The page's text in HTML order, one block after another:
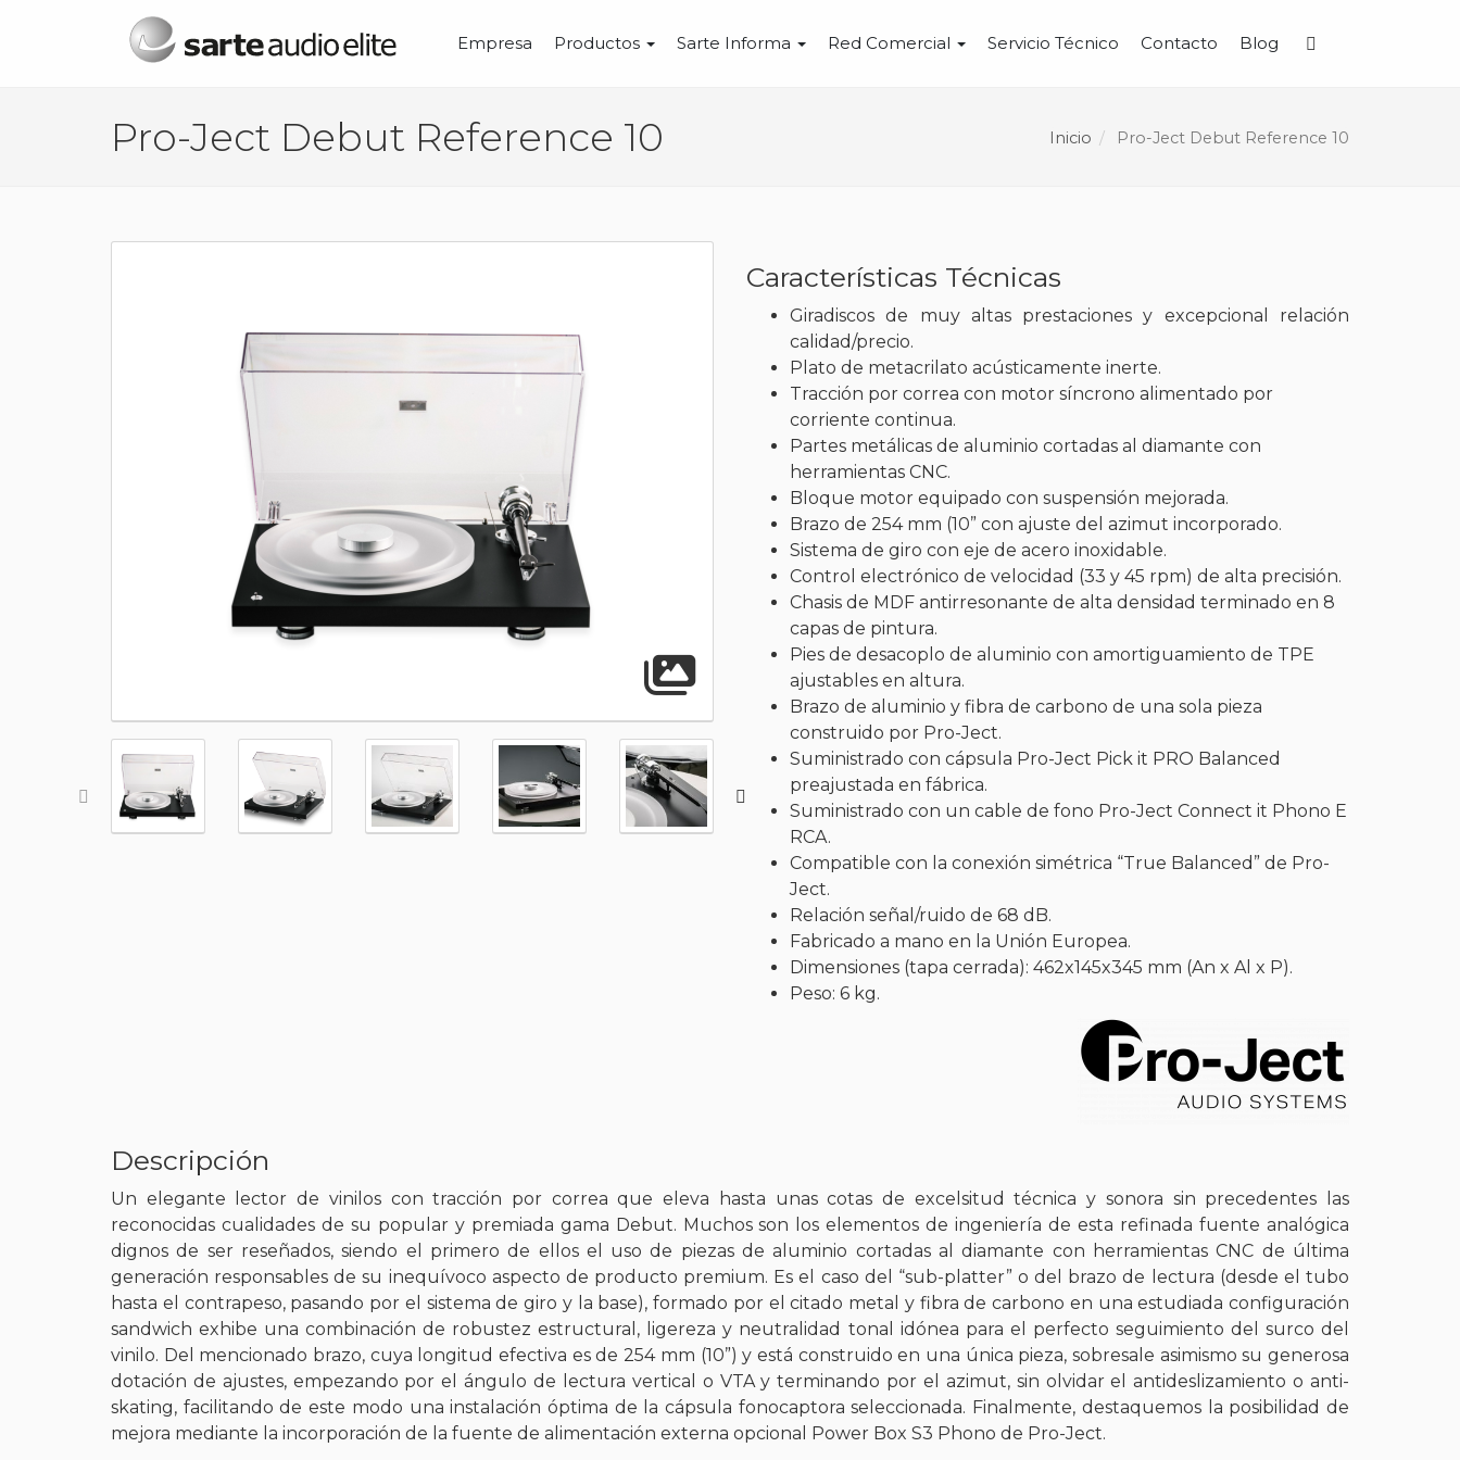
Menú principal
Empresa Productos Sarte Informa Red Comercial Servicio Técnico Contacto Blog
Pro-Ject Debut Reference 10 Inicio Pro-Ject Debut Reference 10
Abrir galería
Características Técnicas
Giradiscos de muy altas prestaciones y excepcional relación
calidad/precio.
Plato de metacrilato acústicamente inerte.
Tracción por correa con motor síncrono alimentado por
corriente continua.
Partes metálicas de aluminio cortadas al diamante con
herramientas CNC.
Bloque motor equipado con suspensión mejorada.
Brazo de 254 mm (10” con ajuste del azimut incorporado.
Sistema de giro con eje de acero inoxidable.
Control electrónico de velocidad (33 y 45 rpm) de alta precisión.
Chasis de MDF antirresonante de alta densidad terminado en 8
capas de pintura.
Pies de desacoplo de aluminio con amortiguamiento de TPE
ajustables en altura.
Brazo de aluminio y fibra de carbono de una sola pieza
construido por Pro-Ject.
Suministrado con cápsula Pro-Ject Pick it PRO Balanced
preajustada en fábrica.
Suministrado con un cable de fono Pro-Ject Connect it Phono E
RCA.
Compatible con la conexión simétrica “True Balanced” de Pro-
Ject.
Relación señal/ruido de 68 dB.
Fabricado a mano en la Unión Europea.
Dimensiones (tapa cerrada): 462x145x345 mm (An x Al x P).
Peso: 6 kg.
Descripción
Un elegante lector de vinilos con tracción por correa que eleva hasta unas cotas de excelsitud técnica y sonora sin precedentes las
reconocidas cualidades de su popular y premiada gama Debut. Muchos son los elementos de ingeniería de esta refinada fuente analógica
dignos de ser reseñados, siendo el primero de ellos el uso de piezas de aluminio cortadas al diamante con herramientas CNC de última
generación responsables de su inequívoco aspecto de producto premium. Es el caso del “sub-platter” o del brazo de lectura (desde el tubo
hasta el contrapeso, pasando por el sistema de giro y la base), formado por el citado metal y fibra de carbono en una estudiada configuración
sandwich exhibe una combinación de robustez estructural, ligereza y neutralidad tonal idónea para el perfecto seguimiento del surco del
vinilo. Del mencionado brazo, cuya longitud efectiva es de 254 mm (10”) y está construido en una única pieza, sobresale asimismo su generosa
dotación de ajustes, empezando por el ángulo de lectura vertical o VTA y terminando por el azimut, sin olvidar el antideslizamiento o anti-
skating, facilitando de este modo una instalación óptima de la cápsula fonocaptora seleccionada. Finalmente, destaquemos la posibilidad de
mejora mediante la incorporación de la fuente de alimentación externa opcional Power Box S3 Phono de Pro-Ject.